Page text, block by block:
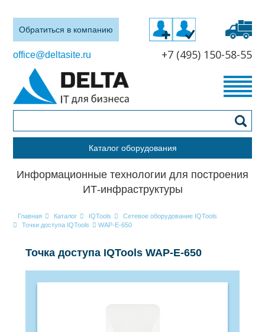
Обратиться в компанию
office@deltasite.ru +7 (495) 150-58-55
Каталог оборудования
Информационные технологии для построения
ИТ-инфраструктуры
Главная Каталог IQTools
Сетевое оборудование IQTools
Точки доступа IQTools
WAP-E-650
Точка доступа IQTools WAP-E-650